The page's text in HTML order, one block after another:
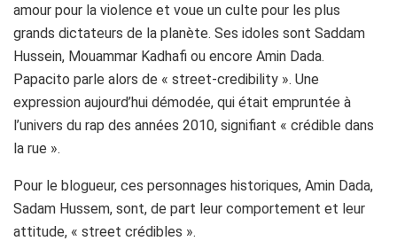
amour pour la violence et voue un culte pour les plus
grands dictateurs de la planète. Ses idoles sont Saddam
Hussein, Mouammar Kadhafi ou encore Amin Dada.
Papacito parle alors de « street-credibility ». Une
expression aujourd’hui démodée, qui était empruntée à
l’univers du rap des années 2010, signifiant « crédible dans
la rue ».
Pour le blogueur, ces personnages historiques, Amin Dada,
Sadam Hussem, sont, de part leur comportement et leur
attitude, « street crédibles ».